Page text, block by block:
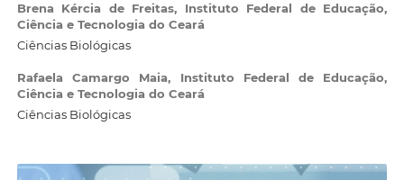
Brena Kércia de Freitas, Instituto Federal de Educação,
Ciência e Tecnologia do Ceará
Ciências Biológicas
Rafaela Camargo Maia, Instituto Federal de Educação,
Ciência e Tecnologia do Ceará
Ciências Biológicas